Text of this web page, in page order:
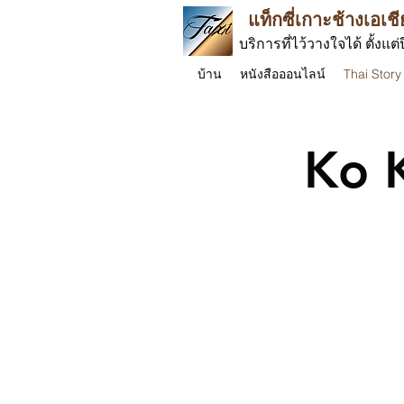
แท็กซี่เกาะช้างเอเชี
บริการที่ไว้วางใจได้ ตั้งแต่
บ้าน หนังสือออนไลน์ Thai Story
Ko